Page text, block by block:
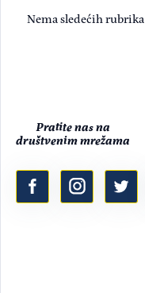
Nema sledećih rubrika
Pratite nas na
društvenim mrežama